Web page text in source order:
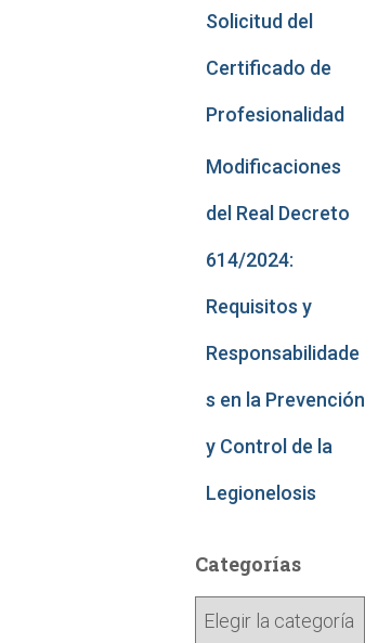
Solicitud del
Certificado de
Profesionalidad
Modificaciones
del Real Decreto
614/2024:
Requisitos y
Responsabilidade
s en la Prevención
y Control de la
Legionelosis
Categorías